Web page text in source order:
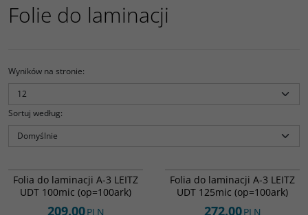
Folie do laminacji
Wyników na stronie:
Sortuj według:
Folia do laminacji A-3 LEITZ
UDT 100mic (op=100ark)
209.00PLN
Folia do laminacji A-3 LEITZ
UDT 125mic (op=100ark)
272.00PLN